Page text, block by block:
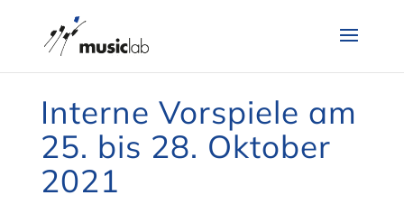
Interne Vorspiele am
25. bis 28. Oktober
2021